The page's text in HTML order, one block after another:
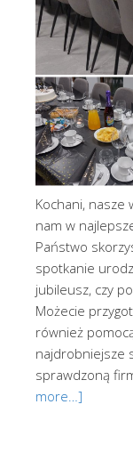
Kochani, nasze
nam w
Państwo
spotkanie
jubileusz, czy
Możecie
również
najdrobniejsze
sprawdzoną
more…]